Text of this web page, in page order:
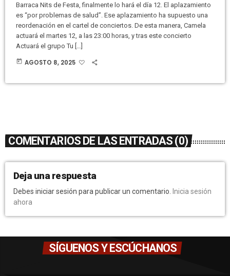
Barraca Nits de Festa, finalmente lo hará el día 12. El aplazamiento
es “por problemas de salud”. Ese aplazamiento ha supuesto una
reordenación en el cartel de conciertos. De esta manera, Camela
actuará el martes 12, a las 23:00 horas, y tras este concierto
Actuará el grupo Tu […]
today AGOSTO 8, 2025
COMENTARIOS DE LAS ENTRADAS (0)
Deja una respuesta
Debes iniciar sesión para publicar un comentario.
Inicia sesión
ahora
SÍGUENOS Y ESCÚCHANOS